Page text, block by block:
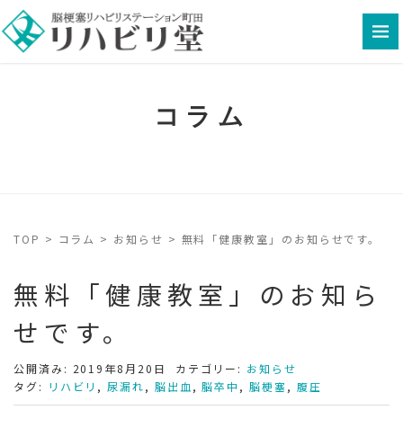
コラム
TOP > コラム > お知らせ > 無料「健康教室」のお知らせです。
無料「健康教室」のお知ら
せです。
公開済み: 2019年8月20日 カテゴリー: お知らせ
タグ:
リハビリ , 尿漏れ, 脳出血 ,脳卒中 ,脳梗塞, 腹圧